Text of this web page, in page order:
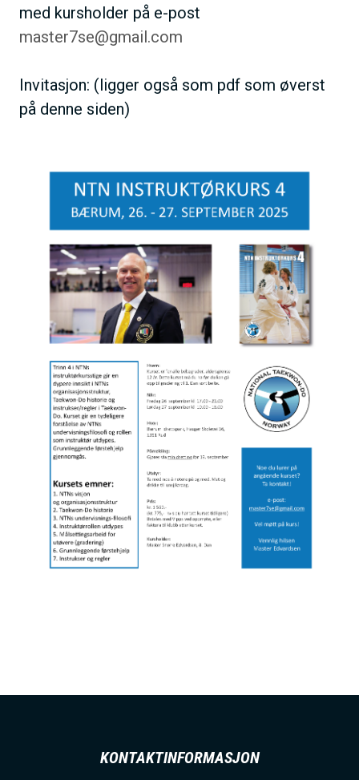
med kursholder på e-post
master7se@gmail.com
Invitasjon: (ligger også som pdf som øverst
på denne siden)
KONTAKTINFORMASJON